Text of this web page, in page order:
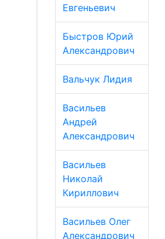
Евгеньевич
Быстров Юрий
Александрович
Вальчук Лидия
Васильев
Андрей
Александрович
Васильев
Николай
Кириллович
Васильев Олег
Александрович